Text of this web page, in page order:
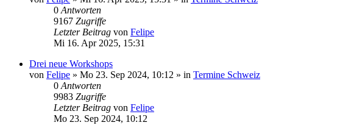
0 Antworten
9167 Zugriffe
Letzter Beitrag von Felipe
Mi 16. Apr 2025, 15:31
Drei neue Workshops
von Felipe » Mo 23. Sep 2024, 10:12 » in Termine Schweiz
0 Antworten
9983 Zugriffe
Letzter Beitrag von Felipe
Mo 23. Sep 2024, 10:12